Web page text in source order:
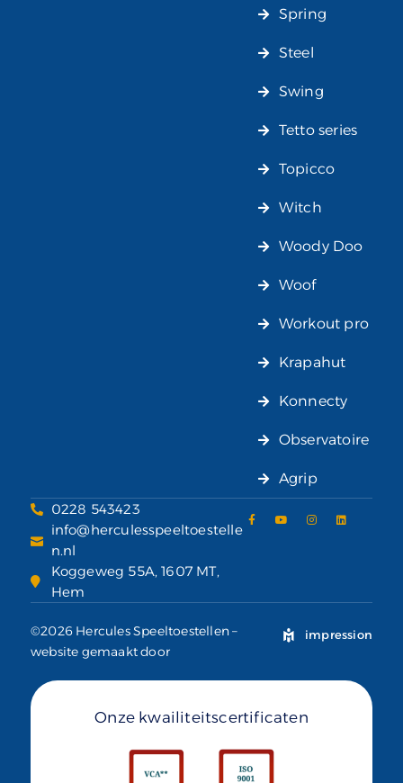
Spring
Steel
Swing
Tetto series
Topicco
Witch
Woody Doo
Woof
Workout pro
Krapahut
Konnecty
Observatoire
Agrip
0228 543423
info@herculesspeeltoestelle
n.nl
Koggeweg 55A, 1607 MT,
Hem
©2026 Hercules Speeltoestellen –
website gemaakt door
impression
Onze kwailiteitscertificaten